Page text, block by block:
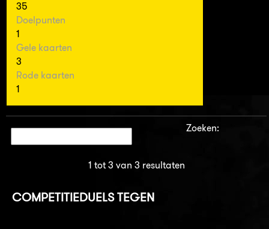
35
Doelpunten
1
Gele kaarten
3
Rode kaarten
1
Zoeken:
1 tot 3 van 3 resultaten
COMPETITIEDUELS TEGEN